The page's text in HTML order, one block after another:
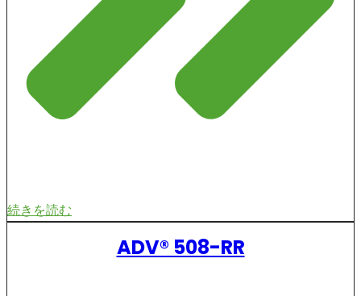
続きを読む
ADV® 508-RR